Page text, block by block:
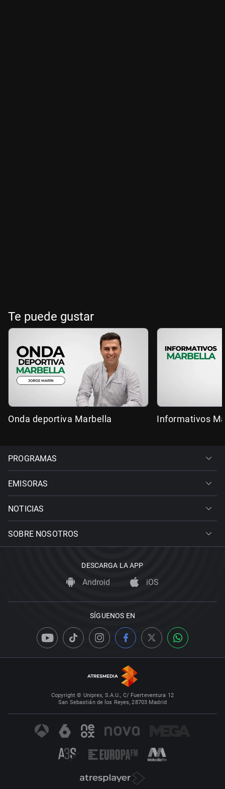
Te puede gustar
Onda deportiva Marbella Informativos
PROGRAMAS
EMISORAS
NOTICIAS
SOBRE NOSOTROS
DESCARGA LA APP
Android iOS
SÍGUENOS EN
Copyright © Uniprex, S.A.U., C/ Fuerteventura 12
San Sebastián de los Reyes, 28703 Madrid